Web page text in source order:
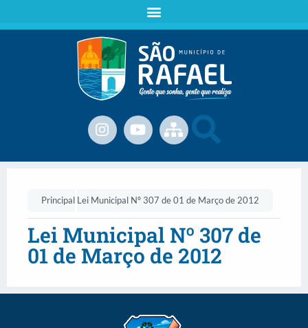
Principal Lei Municipal Nº 307 de 01 de Março de 2012
Lei Municipal Nº 307 de
01 de Março de 2012